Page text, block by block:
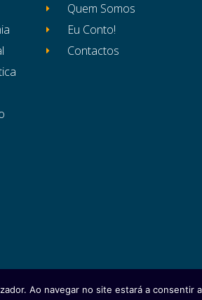
Quem Somos
Eu Conto!
Contactos
Ficha Técnica Estatuto
Ao navegar no site estará a consentir